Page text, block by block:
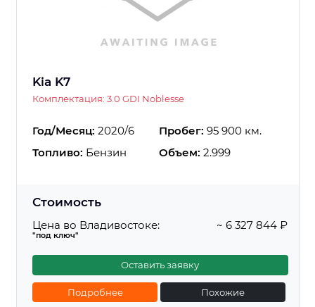
Kia K7
Комплектация: 3.0 GDI Noblesse
Год/Месяц: 2020/6 Пробег: 95 900 км.
Топливо: Бензин Объем: 2.999
Стоимость
Цена во Владивостоке:
"под ключ"
~ 6 327 844 ₽
Оставить заявку
Подробнее Похожие